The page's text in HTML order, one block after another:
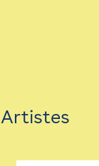
Artistes